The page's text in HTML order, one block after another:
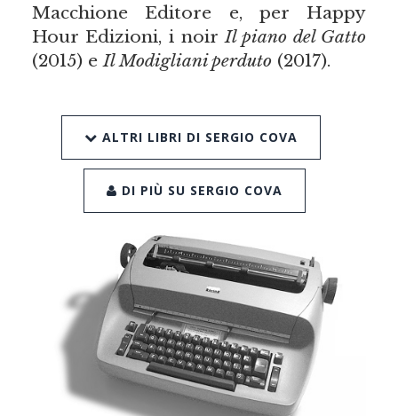
Macchione Editore e, per Happy
Hour Edizioni, i noirIl piano del Gatto
(2015) eIl Modigliani perduto(2017).
ALTRI LIBRI DI SERGIO COVA
DI PIÙ SU SERGIO COVA